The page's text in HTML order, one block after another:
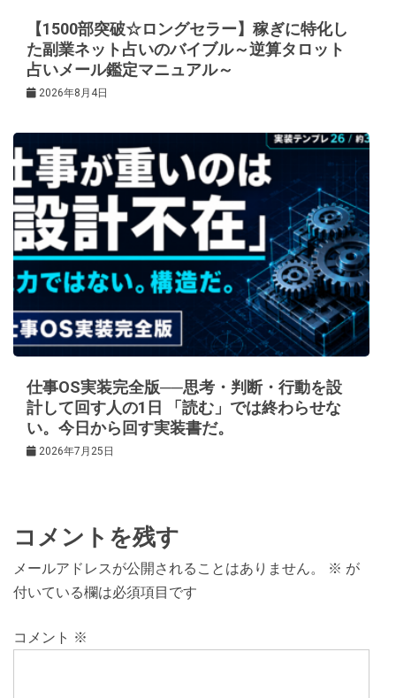
【1500部突破☆ロングセラー】稼ぎに特化し
た副業ネット占いのバイブル～逆算タロット
占いメール鑑定マニュアル～
2026年8月4日
仕事OS実装完全版──思考・判断・行動を設
計して回す人の1日 「読む」では終わらせな
い。今日から回す実装書だ。
2026年7月25日
コメントを残す
メールアドレスが公開されることはありません。 ※ が
付いている欄は必須項目です
コメント ※